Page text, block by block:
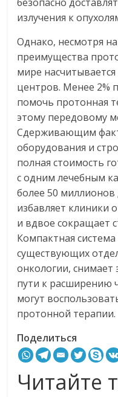
излучения к
Однако, несмотря
преимущества
мире
центров. Менее 2%
помочь протонная
этому передовому
Сдерживающим
оборудования и
полная стоимость
с одним лечебным
более 50
избавляет клиники
и вдвое сокращает
Компактная
существующих
онкологии, снимает
пути к расширению
могут
протонной терапии.
Поделиться
Читайте